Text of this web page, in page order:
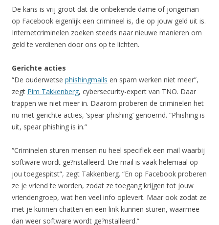
De kans is vrij groot dat die onbekende dame of jongeman
op Facebook eigenlijk een crimineel is, die op jouw geld uit is.
Internetcriminelen zoeken steeds naar nieuwe manieren om
geld te verdienen door ons op te lichten.
Gerichte acties
“De ouderwetse phishingmails en spam werken niet meer”,
zegt Pim Takkenberg, cybersecurity-expert van TNO. Daar
trappen we niet meer in. Daarom proberen de criminelen het
nu met gerichte acties, ‘spear phishing’ genoemd. “Phishing is
uit, spear phishing is in.”
“Criminelen sturen mensen nu heel specifiek een mail waarbij
software wordt ge?nstalleerd. Die mail is vaak helemaal op
jou toegespitst”, zegt Takkenberg. “En op Facebook proberen
ze je vriend te worden, zodat ze toegang krijgen tot jouw
vriendengroep, wat hen veel info oplevert. Maar ook zodat ze
met je kunnen chatten en een link kunnen sturen, waarmee
dan weer software wordt ge?nstalleerd.”